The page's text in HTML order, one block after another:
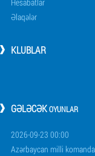
Əlaqələr
KLUBLAR
GƏLƏCƏKOYUNLAR
2026-09-23 00:00
Azərbaycan milli